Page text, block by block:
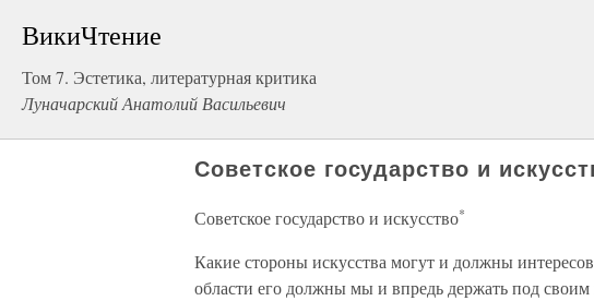
ВикиЧтение
Том 7. Эстетика, литературная критика
Луначарский Анатолий Васильевич
Советское государство и
Советское государство и искусство*
Какие стороны искусства могут и должны
области его должны мы и впредь держать под